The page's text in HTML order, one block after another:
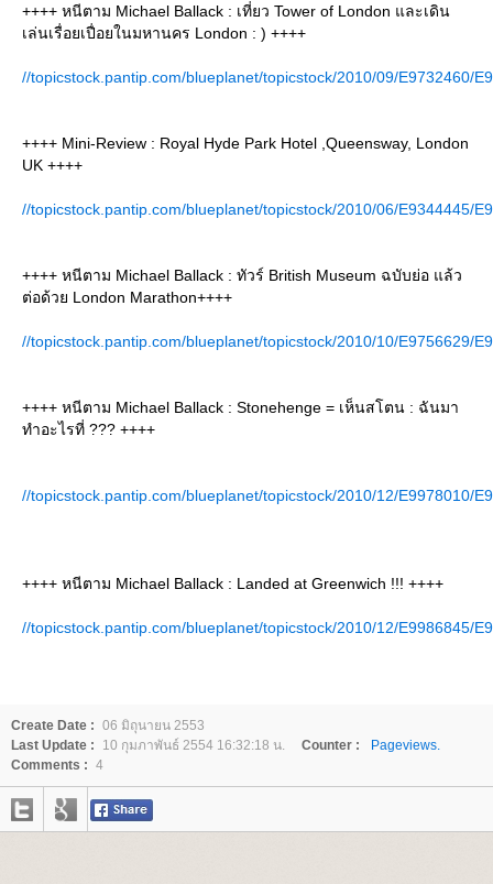
++++ หนีตาม Michael Ballack : เที่ยว Tower of London และเดิน
เล่นเรื่อยเปื่อยในมหานคร London : ) ++++
//topicstock.pantip.com/blueplanet/topicstock/2010/09/E9732460/
++++ Mini-Review : Royal Hyde Park Hotel ,Queensway, London
UK ++++
//topicstock.pantip.com/blueplanet/topicstock/2010/06/E9344445/
++++ หนีตาม Michael Ballack : ทัวร์ British Museum ฉบับย่อ แล้ว
ต่อด้วย London Marathon++++
//topicstock.pantip.com/blueplanet/topicstock/2010/10/E9756629/
++++ หนีตาม Michael Ballack : Stonehenge = เห็นสโตน : ฉันมา
ทำอะไรที่ ??? ++++
//topicstock.pantip.com/blueplanet/topicstock/2010/12/E9978010/
++++ หนีตาม Michael Ballack : Landed at Greenwich !!! ++++
//topicstock.pantip.com/blueplanet/topicstock/2010/12/E9986845/
Create Date : 06 มิถุนายน 2553
Last Update :
10 กุมภาพันธ์ 2554 16:32:18 น. Counter :
Pageviews.
Comments : 4